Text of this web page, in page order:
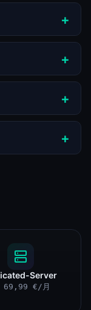
Server
69,99 €/月